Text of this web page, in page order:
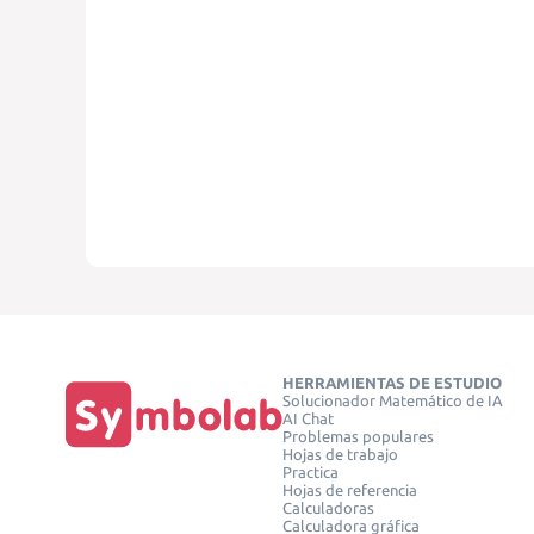
HERRAMIENTAS DE ESTUDIO
Solucionador Matemático de IA
AI Chat
Problemas populares
Hojas de trabajo
Practica
Hojas de referencia
Calculadoras
Calculadora gráfica